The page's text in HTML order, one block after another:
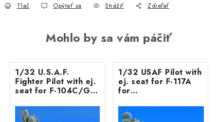
Tlač Opýtať sa Strážiť Zdieľať
Mohlo by sa vám páčiť
1/32 U.S.A.F.
Fighter Pilot with ej.
seat for F-104C/G
seat) for ITALERI kit
1/32 USAF Pilot with
ej. seat for F-117A
for
kit